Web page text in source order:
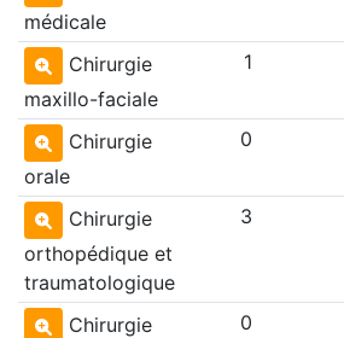
médicale
Chirurgie
maxillo-faciale
1
Chirurgie
orale
0
Chirurgie
orthopédique et
traumatologique
3
Chirurgie
0